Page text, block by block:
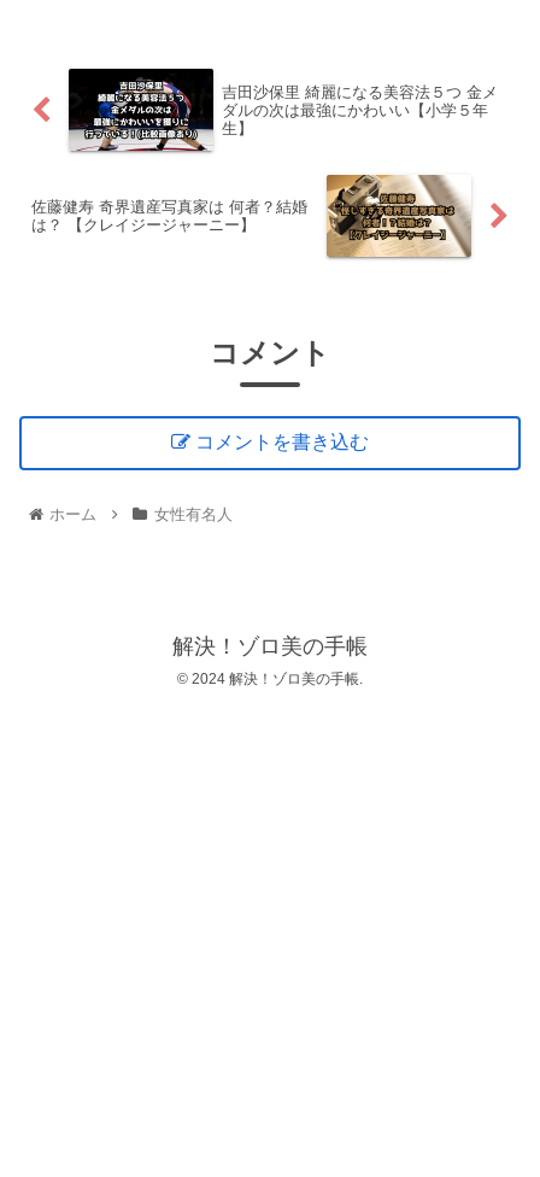
吉田沙保里 綺麗になる美容法５つ 金メ
ダルの次は最強にかわいい【小学５年
生】
佐藤健寿 奇界遺産写真家は 何者？結婚
は？ 【クレイジージャーニー】
コメント
コメントを書き込む
ホーム 女性有名人
解決！ゾロ美の手帳
© 2024 解決！ゾロ美の手帳.